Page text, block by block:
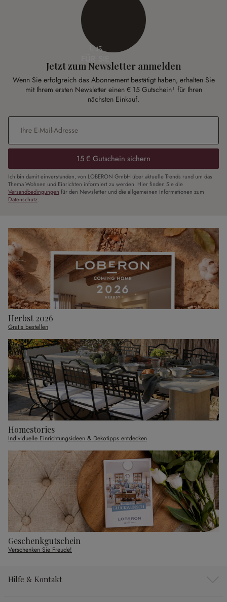
€ 15
Jetzt zum Newsletter anmelden
Wenn Sie erfolgreich das Abonnement bestätigt haben, erhalten Sie
mit Ihrem ersten Newsletter einen € 15 Gutschein¹ für Ihren
nächsten Einkauf.
E-Mail-Adresse*
15 € Gutschein sichern
Ich bin damit einverstanden, von LOBERON GmbH über aktuelle Trends rund um das
Thema Wohnen und Einrichten informiert zu werden. Hier finden Sie die
Versandbedingungen für den Newsletter und die allgemeinen Informationen zum
Datenschutz.
Herbst 2026
Gratis bestellen
Homestories
Individuelle Einrichtungsideen & Dekotipps entdecken
Geschenkgutschein
Verschenken Sie Freude!
Hilfe & Kontakt